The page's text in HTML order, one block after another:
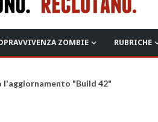
ZOMBIE RUBRICHE
"Build 42"